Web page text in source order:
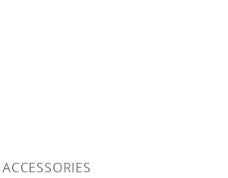
ACCESSORIES